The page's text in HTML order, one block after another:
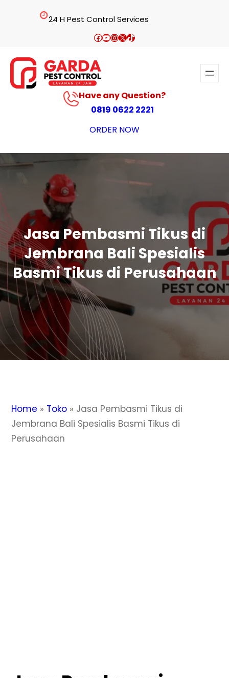
24 H Pest Control Services
Facebook
YouTube
Instagram
X TikTok
Have any Question?
0819 0622 2221
ORDER NOW
Jasa Pembasmi Tikus di
Jembrana Bali Spesialis
Basmi Tikus di Perusahaan
Home » Toko » Jasa Pembasmi Tikus di
Jembrana Bali Spesialis Basmi Tikus di
Perusahaan